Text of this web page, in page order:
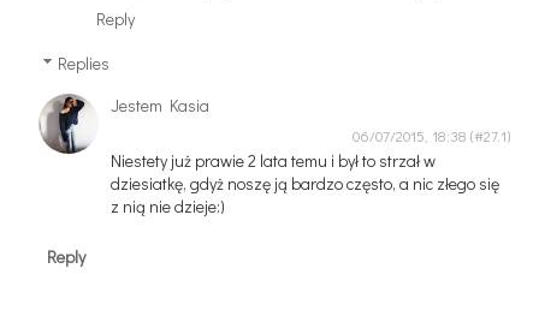
Reply
Replies
Jestem Kasia
06/07/2015, 18:38
Niestety już prawie 2 lata temu i był to strzał w
dziesiatkę, gdyż noszę ją bardzo często, a nic złego się
z nią nie dzieje:)
Reply